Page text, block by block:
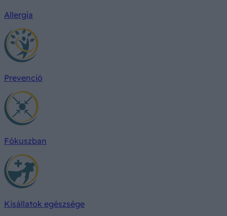
Allergia
Prevenció
Fókuszban
Kisállatok egészsége